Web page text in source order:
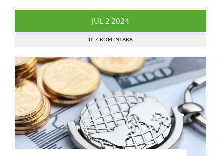
JUL 2 2024
BEZ KOMENTARA